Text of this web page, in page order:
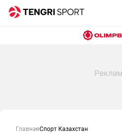
ГлавнаяСпорт Казахстан